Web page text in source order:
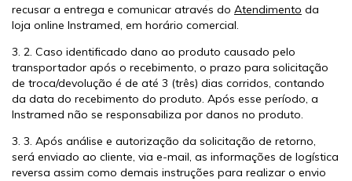
recusar a entrega e comunicar através do Atendimento da
loja online Instramed, em horário comercial.
3. 2. Caso identificado dano ao produto causado pelo
transportador após o recebimento, o prazo para solicitação
de troca/devolução é de até 3 (três) dias corridos, contando
da data do recebimento do produto. Após esse período, a
Instramed não se responsabiliza por danos no produto.
3. 3. Após análise e autorização da solicitação de retorno,
será enviado ao cliente, via e-mail, as informações de logística
reversa assim como demais instruções para realizar o envio